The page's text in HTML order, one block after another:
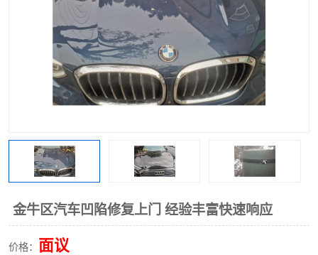
金牛区汽车凹陷修复上门 经验丰富快速响应
价格： 面议